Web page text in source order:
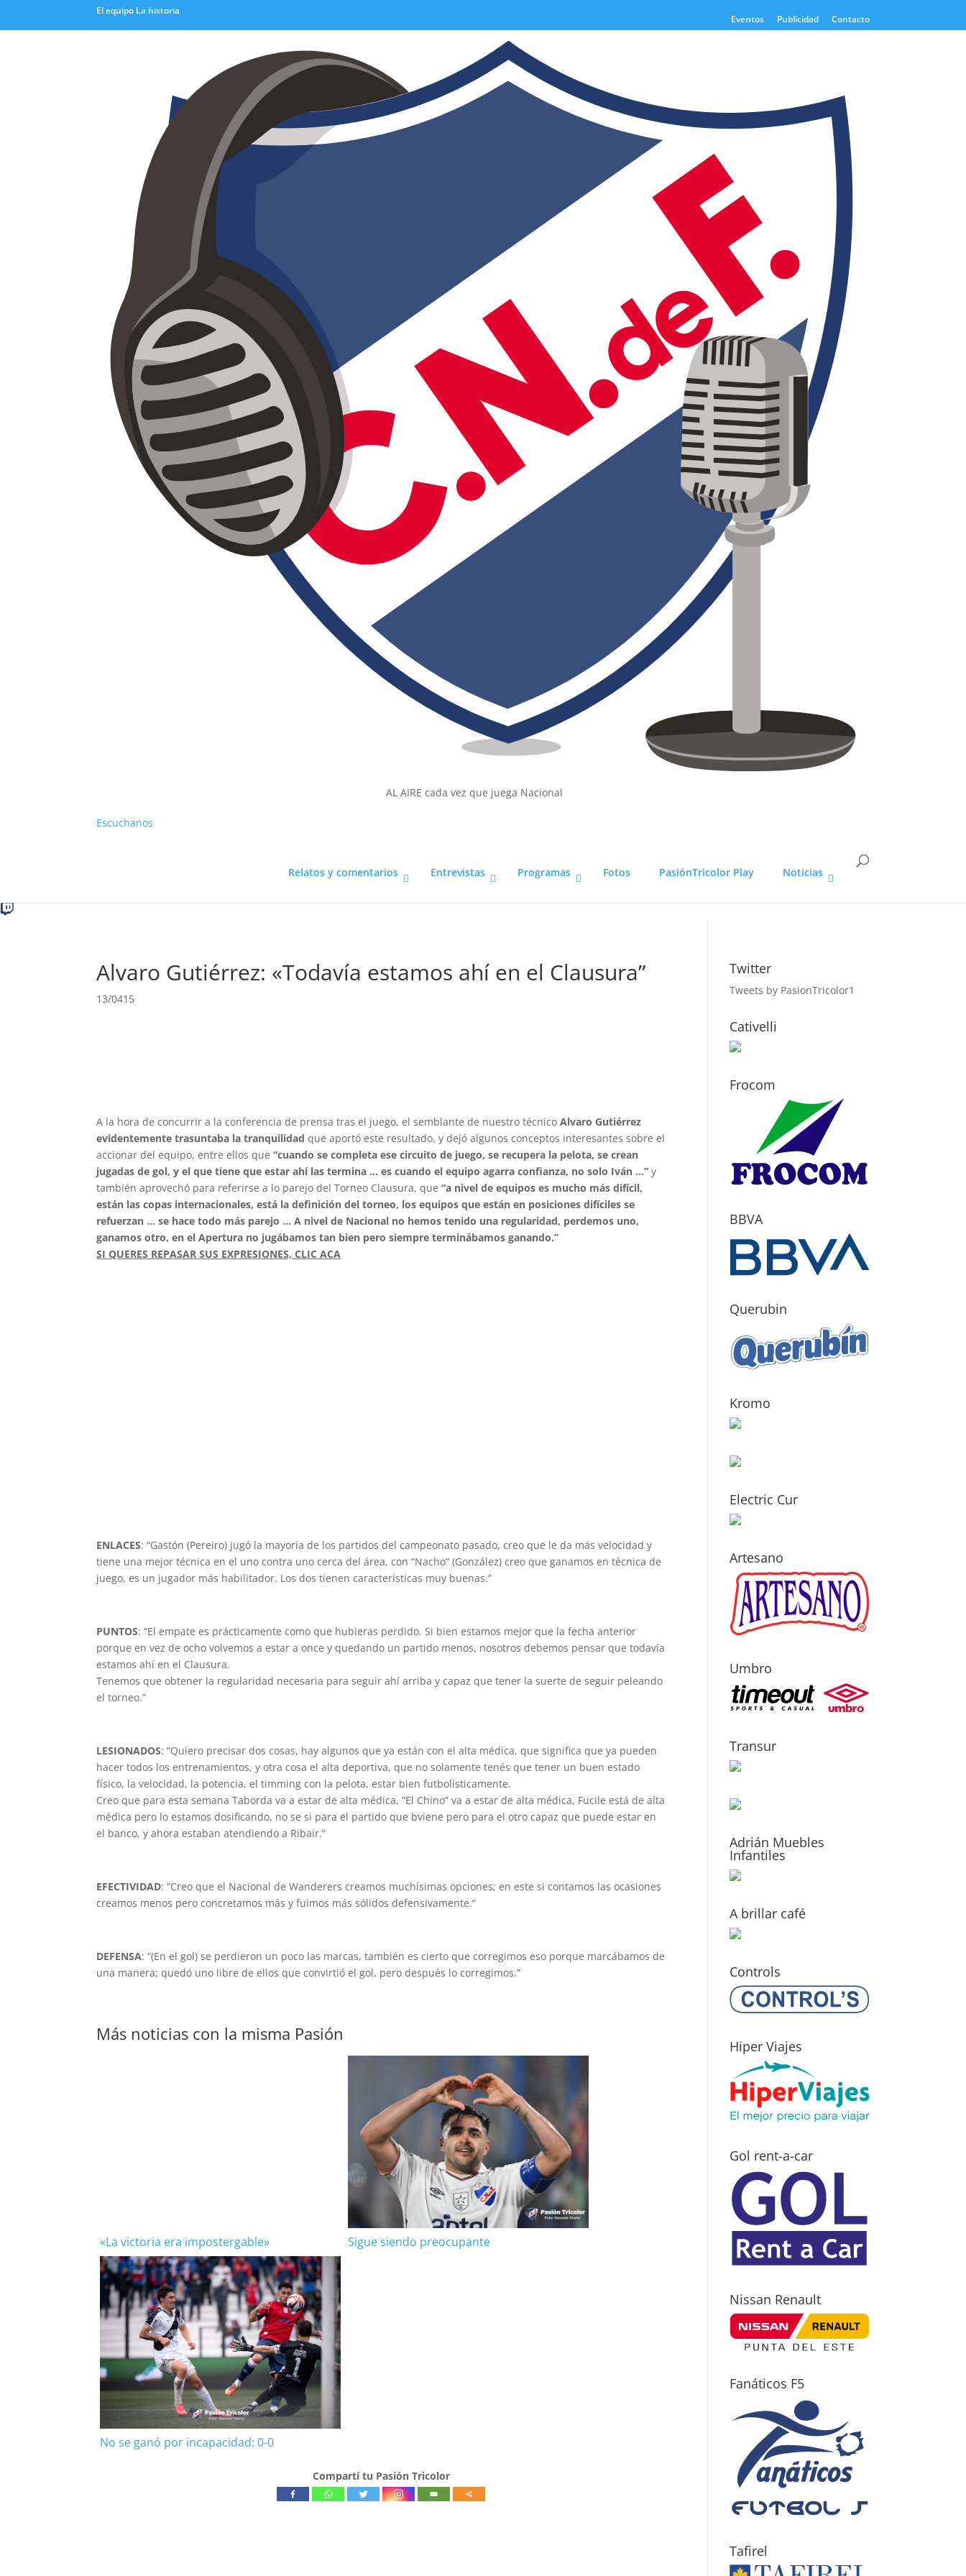
El equipo La historia
Eventos Publicidad Contacto
AL AIRE cada vez que juega Nacional
Escuchanos
Relatos y comentarios Entrevistas Programas Fotos PasiónTricolor Play Noticias
Alvaro Gutiérrez: «Todavía estamos ahí en el Clausura”
13/0415
A la hora de concurrir a la conferencia de prensa tras el juego, el semblante de nuestro técnicoAlvaro Gutiérrez
evidentemente trasuntaba la tranquilidad que aportó este resultado, y dejó algunos conceptos interesantes sobre el
accionar del equipo, entre ellos que“cuando se completa ese circuito de juego, se recupera la pelota, se crean
jugadas de gol, y el que tiene que estar ahí las termina … es cuando el equipo agarra confianza, no solo Iván …” y
también aprovechó para referirse a lo parejo del Torneo Clausura, que“a nivel de equipos es mucho más difícil,
están las copas internacionales, está la definición del torneo, los equipos que están en posiciones difíciles se
refuerzan … se hace todo más parejo … A nivel de Nacional no hemos tenido una regularidad, perdemos uno,
ganamos otro, en el Apertura no jugábamos tan bien pero siempre terminábamos ganando.”
SI QUERES REPASAR SUS EXPRESIONES, CLIC ACA
ENLACES: “Gastón (Pereiro) jugó la mayoría de los partidos del campeonato pasado, creo que le da más velocidad y
tiene una mejor técnica en el uno contra uno cerca del área, con “Nacho” (González) creo que ganamos en técnica de
juego, es un jugador más habilitador. Los dos tienen características muy buenas.”
PUNTOS: “El empate es prácticamente como que hubieras perdido. Si bien estamos mejor que la fecha anterior
porque en vez de ocho volvemos a estar a once y quedando un partido menos, nosotros debemos pensar que todavía
estamos ahí en el Clausura.
Tenemos que obtener la regularidad necesaria para seguir ahí arriba y capaz que tener la suerte de seguir peleando
el torneo.”
LESIONADOS: “Quiero precisar dos cosas, hay algunos que ya están con el alta médica, que significa que ya pueden
hacer todos los entrenamientos, y otra cosa el alta deportiva, que no solamente tenés que tener un buen estado
físico, la velocidad, la potencia, el timming con la pelota, estar bien futbolísticamente.
Creo que para esta semana Taborda va a estar de alta médica, “El Chino” va a estar de alta médica, Fucile está de alta
médica pero lo estamos dosificando, no se si para el partido que bviene pero para el otro capaz que puede estar en
el banco, y ahora estaban atendiendo a Ribair.”
EFECTIVIDAD: “Creo que el Nacional de Wanderers creamos muchísimas opciones; en este si contamos las ocasiones
creamos menos pero concretamos más y fuimos más sólidos defensivamente.”
DEFENSA: “(En el gol) se perdieron un poco las marcas, también es cierto que corregimos eso porque marcábamos de
una manera; quedó uno libre de ellos que convirtió el gol, pero después lo corregimos.”
Más noticias con la misma Pasión
«La victoria era impostergable» Sigue siendo preocupante
No se ganó por incapacidad: 0-0
Compartí tu Pasión Tricolor
Twitter
Tweets by PasionTricolor1
Cativelli
Frocom
BBVA
Querubin
Kromo
Electric Cur
Artesano
Umbro
Transur
Adrián Muebles
Infantiles
A brillar café
Controls
Hiper Viajes
Gol rent-a-car
Nissan Renault
Fanáticos F5
Tafirel